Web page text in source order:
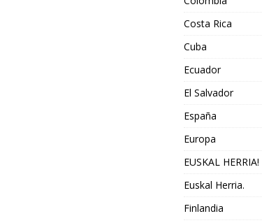
Costa Rica
Cuba
Ecuador
El Salvador
España
Europa
EUSKAL HERRIA!
Euskal Herria.
Finlandia